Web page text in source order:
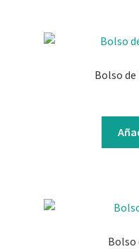
Bolso
Bolso